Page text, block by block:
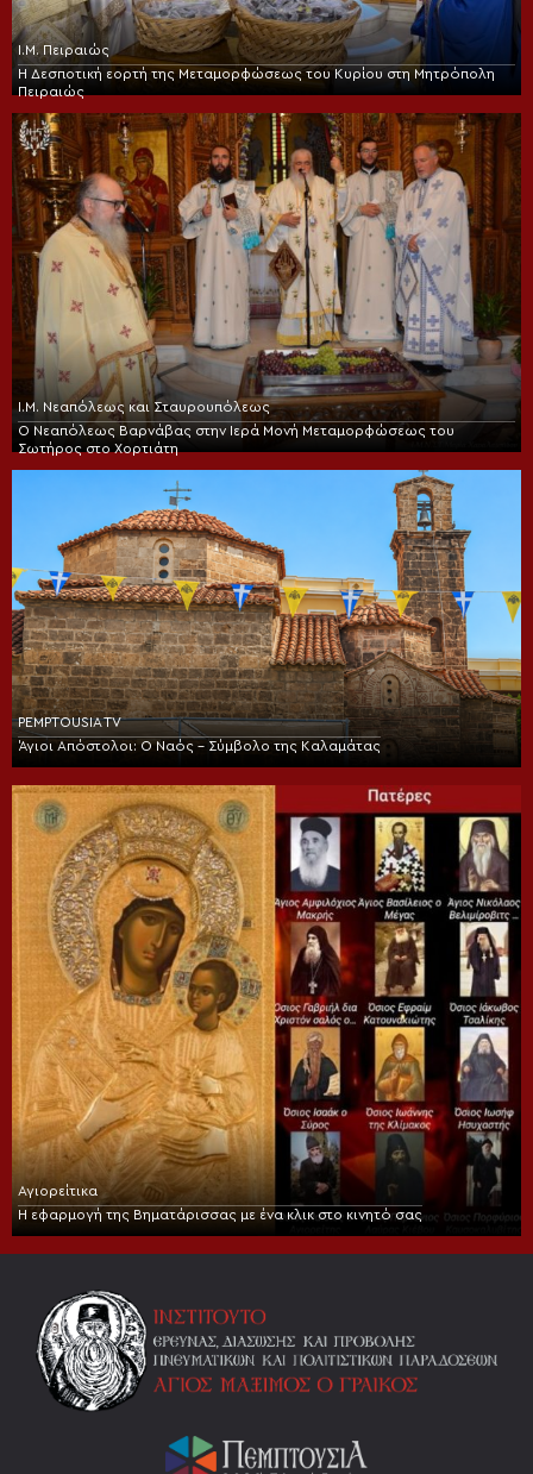
Ι.Μ. Πειραιώς
Η Δεσποτική εορτή της Μεταμορφώσεως του Κυρίου στη Μητρόπολη
Πειραιώς
Ι.Μ. Νεαπόλεως και Σταυρουπόλεως
Ο Νεαπόλεως Βαρνάβας στην Ιερά Μονή Μεταμορφώσεως του
Σωτήρος στο Χορτιάτη
PEMPTOUSIA TV
Άγιοι Απόστολοι: Ο Ναός – Σύμβολο της Καλαμάτας
Αγιορείτικα
Η εφαρμογή της Βηματάρισσας με ένα κλικ στο κινητό σας